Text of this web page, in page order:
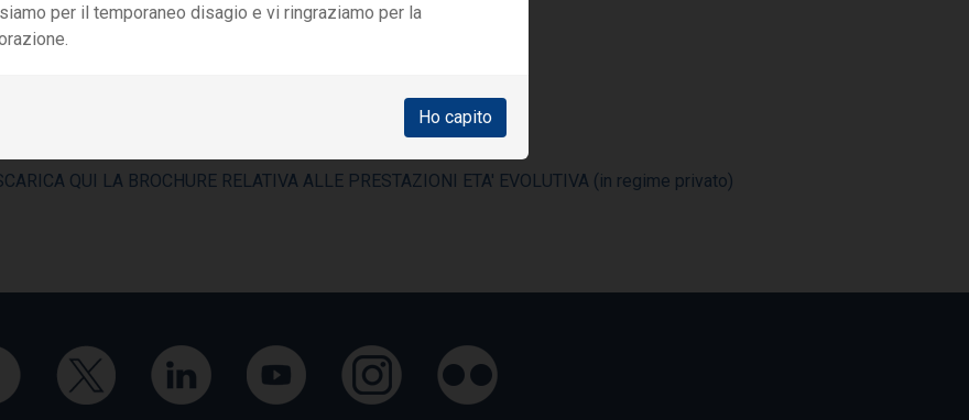
per il temporaneo disagio e vi ringraziamo per la
Ho capito
QUI LA BROCHURE RELATIVA ALLE PRESTAZIONI ETA' EVOLUTIVA (in regime privato)